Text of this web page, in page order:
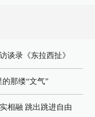
谈录《东拉西扯》
那缕“文气”
相融 跳出跳进自由